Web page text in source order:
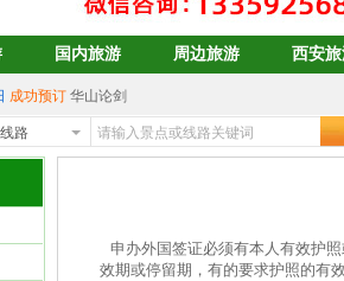
国内旅游 周边旅游 西安
成功预订 华山论剑
功预订
宝藏大东北6日游
04日成功预订青岛、日照、乳山、威海、蓬莱、烟台
功预订
功预订
双岛青岛+威海+长岛+烟台
线路
对护照有何要求？
申办外国签证必须有本人有效护
效期或停留期，有的要求护照的有